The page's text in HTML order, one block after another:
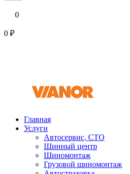
0
0 ₽
Главная
Услуги
Автосервис, СТО
Шинный центр
Шиномонтаж
Грузовой шиномонтаж